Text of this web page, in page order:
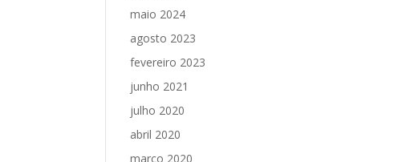
maio 2024
agosto 2023
fevereiro 2023
junho 2021
julho 2020
abril 2020
março 2020